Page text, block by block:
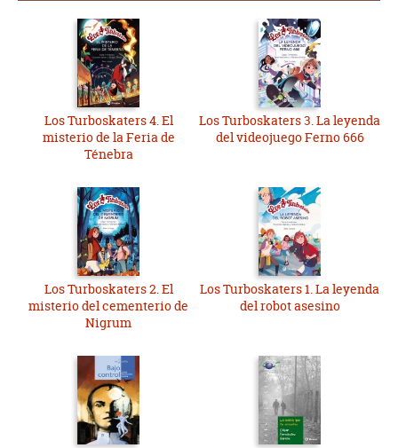
Los Turboskaters 4. El
misterio de la Feria de
Ténebra
Los Turboskaters 3. La leyenda
del videojuego Ferno 666
Los Turboskaters 2. El
misterio del cementerio de
Nigrum
Los Turboskaters 1. La leyenda
del robot asesino